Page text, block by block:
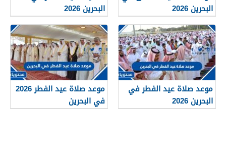
البحرين 2026
البحرين 2026
موعد صلاة عيد الفطر في
البحرين 2026
موعد صلاة عيد الفطر 2026
في البحرين